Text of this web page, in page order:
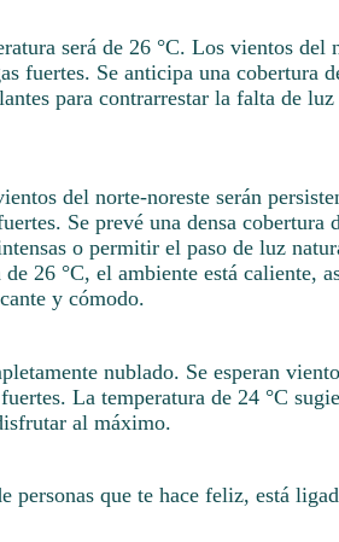
será de 26 °C. Los vientos del
fuertes. Se anticipa una cobertura
para contrarrestar la falta de
del norte-noreste serán
Se prevé una densa cobertura
o permitir el paso de luz
26 °C, el ambiente está caliente,
y cómodo.
nublado. Se esperan
La temperatura de 24 °C
al máximo.
personas que te hace feliz, está